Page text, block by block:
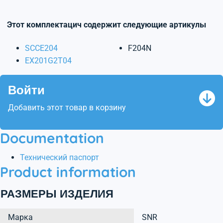
Этот комплектацич содержит следующие артикулы
SCCE204
EX201G2T04
F204N
Войти
Добавить этот товар в корзину
Documentation
Технический паспорт
Product information
РАЗМЕРЫ ИЗДЕЛИЯ
Марка
SNR